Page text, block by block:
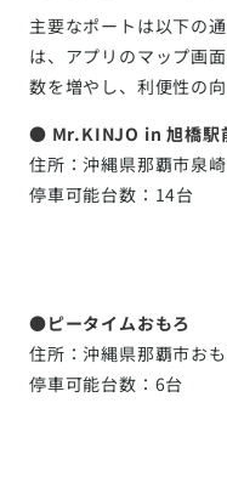
主要なポートは以下の
は、アプリのマップ画
数を増やし、利便性の
● Mr.KINJO in 旭橋
住所：沖縄県那覇市泉
停車可能台数：14台
●ピータイムおもろ
住所：沖縄県那覇市お
停車可能台数：6台